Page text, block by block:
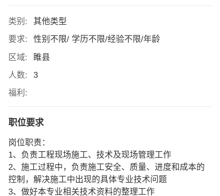
类别:
其他类型
要求:
性别不限/ 学历不限/经验不限/年龄
区域:
睢县
人数:
3
福利:
职位要求
岗位职责：
1、负责工程现场施工、技术及现场管理工作
2、施工过程中，负责施工安全、质量、进度和成本的
控制，解决施工中出现的具体专业技术问题
3、做好本专业相关技术资料的整理工作